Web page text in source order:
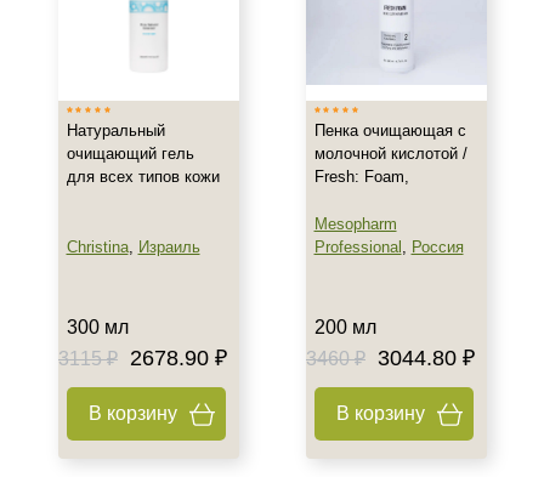
Показать еще
Область применения
Декольте
Объём
100 мл
160 мл
Натуральный
очищающий гель
для всех типов кожи
Christina, Израиль
300 мл
3115 ₽
2678.90 ₽
В корзину
Пенка очищающая с
молочной кислотой /
Fresh: Foam,
Mesopharm
Professional , Россия
200 мл
3460 ₽
3044.80 ₽
В корзину